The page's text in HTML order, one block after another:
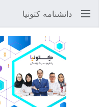
دانشنامه کتونیا